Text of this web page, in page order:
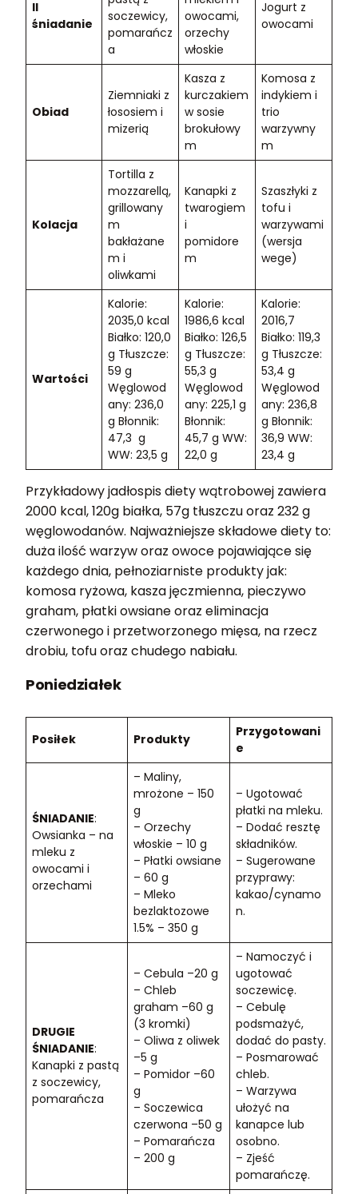
II
śniadanie
soczewicy,
pomarańcz
a
owocami,
orzechy
włoskie
Jogurt z
owocami
Obiad
Ziemniaki z
łososiem i
mizerią
Kasza z
kurczakiem
w sosie
brokułowy
m
Komosa z
indykiem i
trio
warzywny
m
Kolacja
Tortilla z
mozzarellą,
grillowany
m
bakłażane
m i
oliwkami
Kanapki z
twarogiem
i
pomidore
m
Szaszłyki z
tofu i
warzywami
(wersja
wege)
Wartości
Kalorie:
2035,0 kcal
Białko: 120,0
g Tłuszcze:
59 g
Węglowod
any: 236,0
g Błonnik:
47,3 g
WW: 23,5 g
Kalorie:
1986,6 kcal
Białko: 126,5
g Tłuszcze:
55,3 g
Węglowod
any: 225,1 g
Błonnik:
45,7 g WW:
22,0 g
Kalorie:
2016,7
Białko: 119,3
g Tłuszcze:
53,4 g
Węglowod
any: 236,8
g Błonnik:
36,9 WW:
23,4 g
Przykładowy jadłospis diety wątrobowej zawiera
2000 kcal, 120g białka, 57g tłuszczu oraz 232 g
węglowodanów. Najważniejsze składowe diety to:
duża ilość warzyw oraz owoce pojawiające się
każdego dnia, pełnoziarniste produkty jak:
komosa ryżowa, kasza jęczmienna, pieczywo
graham, płatki owsiane oraz eliminacja
czerwonego i przetworzonego mięsa, na rzecz
drobiu, tofu oraz chudego nabiału.
Poniedziałek
Posiłek Produkty
Przygotowani
e
ŚNIADANIE:
Owsianka – na
mleku z
owocami i
orzechami
– Maliny,
mrożone – 150
g
– Orzechy
włoskie – 10 g
– Płatki owsiane
– 60 g
– Mleko
bezlaktozowe
1.5% – 350 g
– Ugotować
płatki na mleku.
– Dodać resztę
składników.
– Sugerowane
przyprawy:
kakao/cynamo
n.
DRUGIE
ŚNIADANIE:
Kanapki z pastą
z soczewicy,
pomarańcza
– Cebula –20 g
– Chleb
graham –60 g
(3 kromki)
– Oliwa z oliwek
–5 g
– Pomidor –60
g
– Soczewica
czerwona –50 g
– Pomarańcza
– 200 g
– Namoczyć i
ugotować
soczewicę.
– Cebulę
podsmażyć,
dodać do pasty.
– Posmarować
chleb.
– Warzywa
ułożyć na
kanapce lub
osobno.
– Zjeść
pomarańczę.